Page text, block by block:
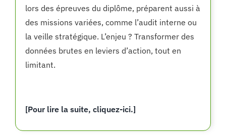
lors des épreuves du diplôme, préparent aussi à
des missions variées, comme l’audit interne ou
la veille stratégique. L’enjeu ? Transformer des
données brutes en leviers d’action, tout en
limitant.
[Pour lire la suite, cliquez-ici.]